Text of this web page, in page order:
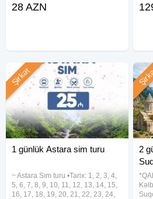
✓Qiymətə daxildir: •Komfortlu
28 AZN
19-
1 günlük Astara sim turu
~ Astara Sım turu •Tarix: 1, 2, 3, 4,
5, 6, 7, 8, 9, 10, 11, 12, 13, 14, 15,
16, 17, 18, 19, 20, 21, 22, 23, 24,
Şirkət
2